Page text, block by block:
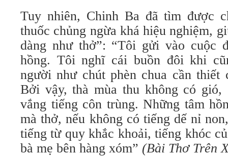
Tuy nhiên, Chinh Ba đã tìm được
thuốc chủng ngừa khá hiệu nghiệm,
dàng như thở”: “Tôi gửi vào cuộc
hồng. Tôi nghĩ cái buồn đôi khi
người như chút phèn chua cần
Bởi vậy, thà mùa thu không có gió,
vắng tiếng côn trùng. Những tâm
mà thở, nếu không có tiếng dế nỉ
tiếng từ quy khắc khoải, tiếng khóc
bà mẹ bên hàng xóm” (Bài Thơ Trên